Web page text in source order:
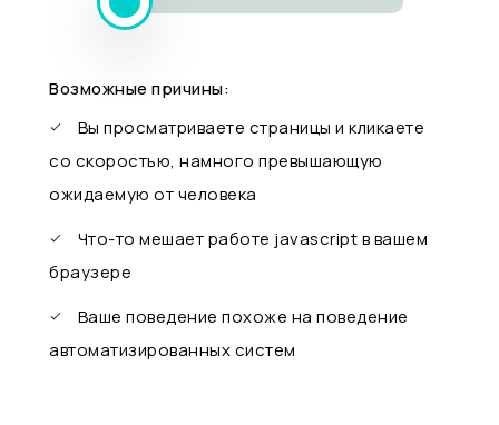
Возможные причины:
Вы просматриваете страницы и кликаете
со скоростью, намного превышающую
ожидаемую от человека
Что-то мешает работе javascript в вашем
браузере
Ваше поведение похоже на поведение
автоматизированных систем